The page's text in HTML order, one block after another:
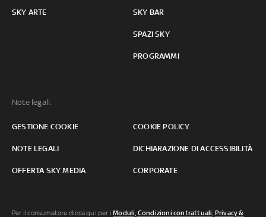
SKY ARTE SKY BAR
SPAZI SKY
PROGRAMMI
Note legali:
GESTIONE COOKIE COOKIE POLICY
NOTE LEGALI DICHIARAZIONE DI ACCESSIBILITÀ
OFFERTA SKY MEDIA CORPORATE
Per il consumatore clicca qui per iModuli, Condizioni contrattuali Privacy &